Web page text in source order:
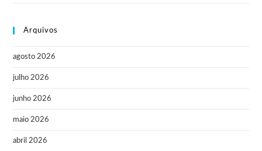
Arquivos
agosto 2026
julho 2026
junho 2026
maio 2026
abril 2026